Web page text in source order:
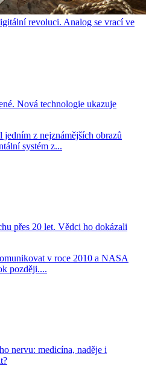
revoluci. Analog se vrací ve
Nová technologie ukazuje
z nejznámějších obrazů
systém z...
přes 20 let. Vědci ho dokázali
v roce 2010 a NASA
později....
nervu: medicína, naděje i